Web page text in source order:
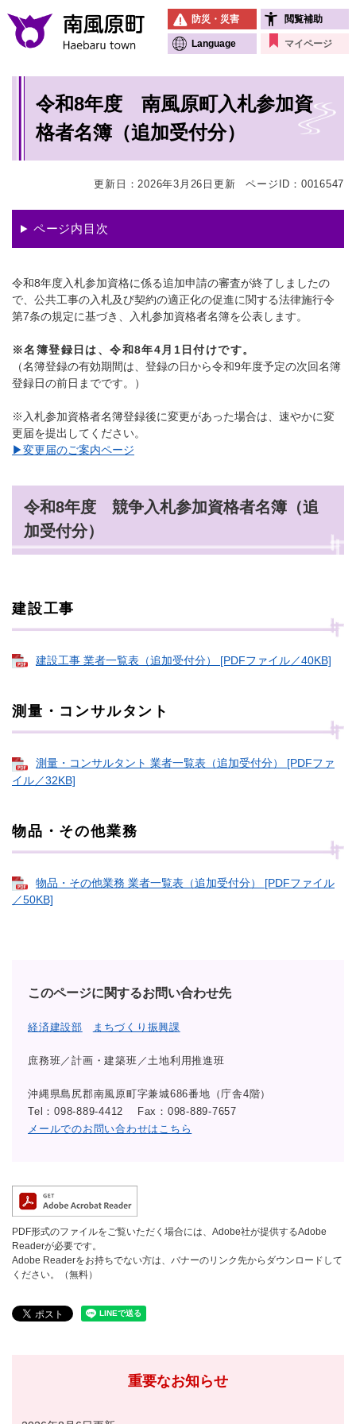
メニューを飛ばして本文へ
防災・災害 閲覧補助
Language マイページ
令和8年度 南風原町入札参加資
格者名簿（追加受付分）
更新日：2026年3月26日更新 ページID：0016547
ページ内目次
令和8年度入札参加資格に係る追加申請の審査が終了しましたの
で、公共工事の入札及び契約の適正化の促進に関する法律施行令
第7条の規定に基づき、入札参加資格者名簿を公表します。
※名簿登録日は、令和8年4月1日付けです。
（名簿登録の有効期間は、登録の日から令和9年度予定の次回名簿
登録日の前日までです。）
※入札参加資格者名簿登録後に変更があった場合は、速やかに変
更届を提出してください。
▶変更届のご案内ページ
令和8年度 競争入札参加資格者名簿（追
加受付分）
建設工事
建設工事 業者一覧表（追加受付分） [PDFファイル／40KB]
測量・コンサルタント
測量・コンサルタント 業者一覧表（追加受付分） [PDFファ
イル／32KB]
物品・その他業務
物品・その他業務 業者一覧表（追加受付分） [PDFファイル
／50KB]
このページに関するお問い合わせ先
経済建設部 まちづくり振興課
庶務班／計画・建築班／土地利用推進班
沖縄県島尻郡南風原町字兼城686番地（庁舎4階）
Tel：098-889-4412
Fax：098-889-7657
メールでのお問い合わせはこちら
PDF形式のファイルをご覧いただく場合には、Adobe社が提供するAdobe
Readerが必要です。
Adobe Readerをお持ちでない方は、バナーのリンク先からダウンロードして
ください。（無料）
重要なお知らせ